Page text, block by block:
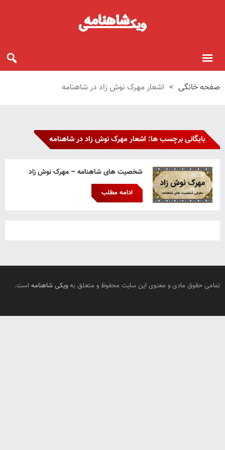
صفحه خانگی > اشعار مهرک نوش زاد در شاهنامه
بایگانی برچسب ها: اشعار مهرک نوش زاد در شاهنامه
شخصیت های شاهنامه – مهرک نوش زاد
ادامه مطلب
تمامی حقوق مادی و معنوی این سایت محفوظ و متعلق به ویکی شاهنامه است.